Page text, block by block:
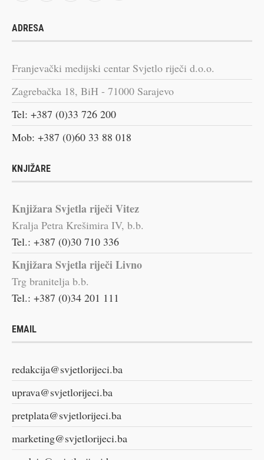
ADRESA
Franjevački medijski centar Svjetlo riječi d.o.o.
Zagrebačka 18, BiH - 71000 Sarajevo
Tel: +387 (0)33 726 200
Mob: +387 (0)60 33 88 018
KNJIŽARE
Knjižara Svjetla riječi Vitez
Kralja Petra Krešimira IV, b.b.
Tel.: +387 (0)30 710 336
Knjižara Svjetla riječi Livno
Trg branitelja b.b.
Tel.: +387 (0)34 201 111
EMAIL
redakcija@svjetlorijeci.ba
uprava@svjetlorijeci.ba
pretplata@svjetlorijeci.ba
marketing@svjetlorijeci.ba